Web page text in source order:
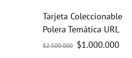
Tarjeta Coleccionable
Polera Temática URL
$2.500.000 El
precio
$1.000.000El
precio